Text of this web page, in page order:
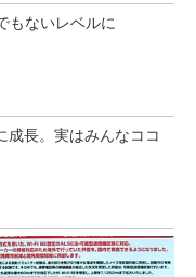
もないレベルに
成長。実はみんなココ